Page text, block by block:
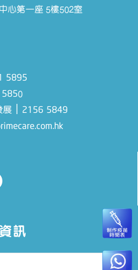
心第一座 5樓502室
5895
5850
展
2156 5849
訊